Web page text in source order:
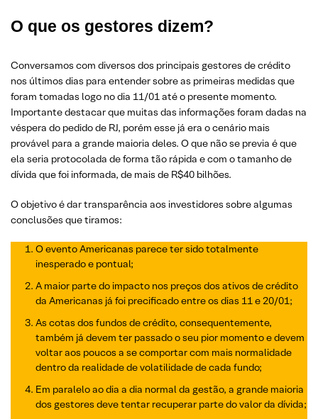
O que os gestores dizem?
Conversamos com diversos dos principais gestores de crédito
nos últimos dias para entender sobre as primeiras medidas que
foram tomadas logo no dia 11/01 até o presente momento.
Importante destacar que muitas das informações foram dadas na
véspera do pedido de RJ, porém esse já era o cenário mais
provável para a grande maioria deles. O que não se previa é que
ela seria protocolada de forma tão rápida e com o tamanho de
dívida que foi informada, de mais de R$40 bilhões.
O objetivo é dar transparência aos investidores sobre algumas
conclusões que tiramos:
O evento Americanas parece ter sido totalmente
inesperado e pontual;
A maior parte do impacto nos preços dos ativos de crédito
da Americanas já foi precificado entre os dias 11 e 20/01;
As cotas dos fundos de crédito, consequentemente,
também já devem ter passado o seu pior momento e devem
voltar aos poucos a se comportar com mais normalidade
dentro da realidade de volatilidade de cada fundo;
Em paralelo ao dia a dia normal da gestão, a grande maioria
dos gestores deve tentar recuperar parte do valor da dívida;